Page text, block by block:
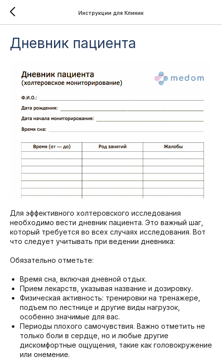
Инструкции для Клиник
Дневник пациента
Для эффективного холтеровского исследования
необходимо вести дневник пациента. Это важный шаг,
который требуется во всех случаях исследования. Вот
что следует учитывать при ведении дневника:
Обязательно отметьте:
Время сна, включая дневной отдых.
Прием лекарств, указывая название и дозировку.
Физическая активность: тренировки на тренажере,
подъем по лестнице и другие виды нагрузок,
особенно значимые для вас.
Периоды плохого самочувствия. Важно отметить не
только боли в сердце, но и любые другие
дискомфортные ощущения, такие как головокружение
или онемение.